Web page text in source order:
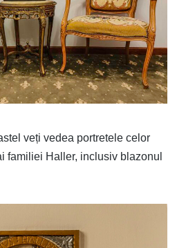
veți vedea portretele celor
familiei Haller, inclusiv blazonul